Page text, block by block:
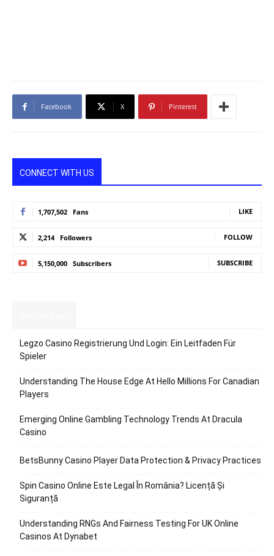
Facebook X Pinterest
CONNECT WITH US
1,707,502 Fans LIKE
2,214 Followers FOLLOW
5,150,000 Subscribers SUBSCRIBE
Legzo Casino Registrierung Und Login: Ein Leitfaden Für
Spieler
Understanding The House Edge At Hello Millions For Canadian
Players
Emerging Online Gambling Technology Trends At Dracula
Casino
BetsBunny Casino Player Data Protection & Privacy Practices
Spin Casino Online Este Legal În România? Licență Și
Siguranță
Understanding RNGs And Fairness Testing For UK Online
Casinos At Dynabet